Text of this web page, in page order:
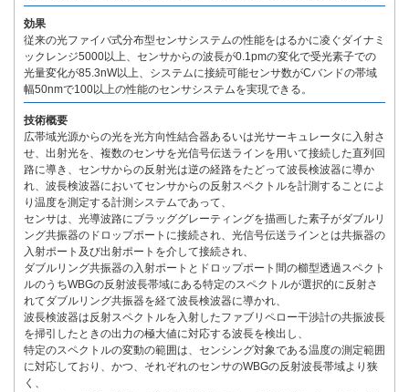
効果
従来の光ファイバ式分布型センサシステムの性能をはるかに凌ぐダイナミ
ックレンジ5000以上、センサからの波長が0.1pmの変化で受光素子での
光量変化が85.3nW以上、システムに接続可能センサ数がCバンドの帯域
幅50nmで100以上の性能のセンサシステムを実現できる。
技術概要
広帯域光源からの光を光方向性結合器あるいは光サーキュレータに入射さ
せ、出射光を、複数のセンサを光信号伝送ラインを用いて接続した直列回
路に導き、センサからの反射光は逆の経路をたどって波長検波器に導か
れ、波長検波器においてセンサからの反射スペクトルを計測することによ
り温度を測定する計測システムであって、
センサは、光導波路にブラッググレーティングを描画した素子がダブルリ
ング共振器のドロップポートに接続され、光信号伝送ラインとは共振器の
入射ポート及び出射ポートを介して接続され、
ダブルリング共振器の入射ポートとドロップポート間の櫛型透過スペクト
ルのうちWBGの反射波長帯域にある特定のスペクトルが選択的に反射さ
れてダブルリング共振器を経て波長検波器に導かれ、
波長検波器は反射スペクトルを入射したファブリペロー干渉計の共振波長
を掃引したときの出力の極大値に対応する波長を検出し、
特定のスペクトルの変動の範囲は、センシング対象である温度の測定範囲
に対応しており、かつ、それぞれのセンサのWBGの反射波長帯域より狭
く、